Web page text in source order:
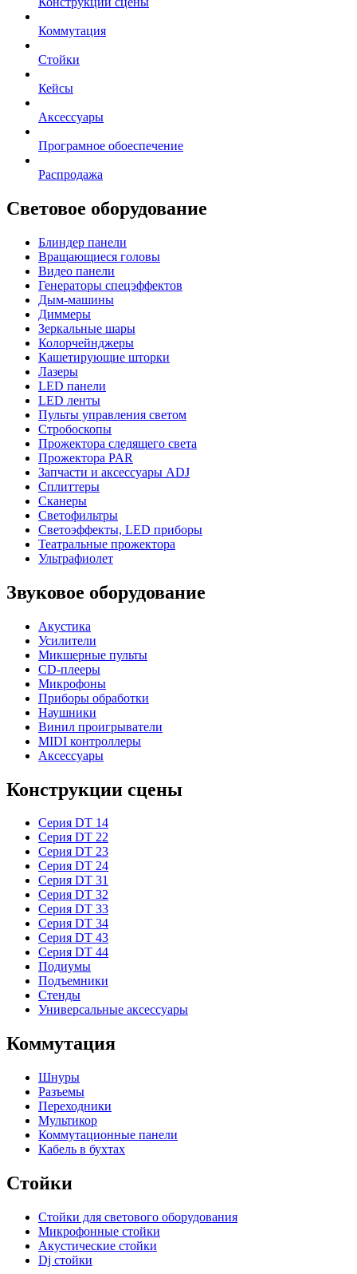
Коммутация
Стойки
Кейсы
Аксессуары
Програмное обоеспечение
Распродажа
Световое оборудование
Блиндер панели
Вращающиеся головы
Видео панели
Генераторы спецэффектов
Дым-машины
Диммеры
Зеркальные шары
Колорчейнджеры
Кашетирующие шторки
Лазеры
LED панели
LED ленты
Пульты управления светом
Стробоскопы
Прожектора следящего света
Прожектора PAR
Запчасти и аксессуары ADJ
Сплиттеры
Сканеры
Светофильтры
Светоэффекты, LED приборы
Театральные прожектора
Ультрафиолет
Звуковое оборудование
Акустика
Усилители
Микшерные пульты
CD-плееры
Микрофоны
Приборы обработки
Наушники
Винил проигрыватели
MIDI контроллеры
Аксессуары
Конструкции сцены
Серия DT 14
Серия DT 22
Серия DT 23
Серия DT 24
Серия DT 31
Серия DT 32
Серия DT 33
Серия DT 34
Серия DT 43
Серия DT 44
Подиумы
Подъемники
Стенды
Универсальные аксессуары
Коммутация
Шнуры
Разъемы
Переходники
Мультикор
Коммутационные панели
Кабель в бухтах
Стойки
Стойки для светового оборудования
Микрофонные стойки
Акустические стойки
Dj стойки